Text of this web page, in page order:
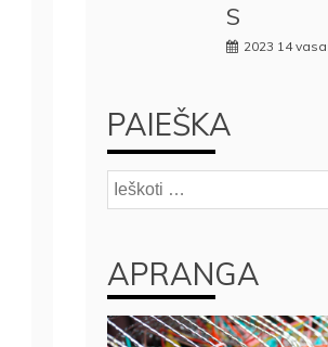
S
2023 14
PAIEŠKA
Ieškoti:
APRANGA